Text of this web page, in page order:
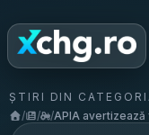
ȘTIRI DIN
/
/ /APIA